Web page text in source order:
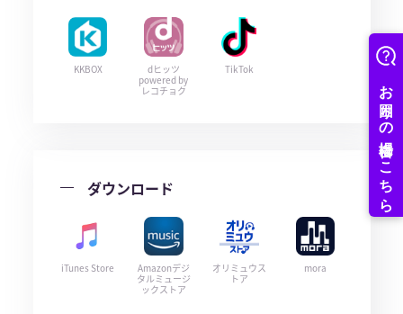
KKBOX
dヒッツ
powered by
レコチョク
TikTok
ダウンロード
iTunes Store
Amazonデジ
タルミュージ
ックストア
オリミュウス
トア
mora